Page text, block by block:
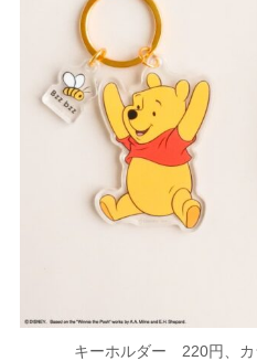
キーホルダー 220円、